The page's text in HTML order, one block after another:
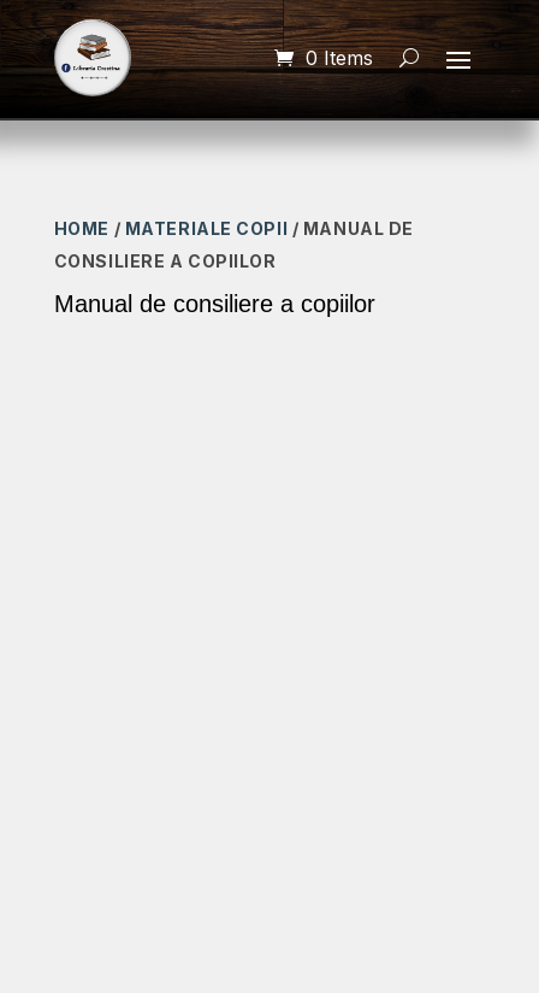
0 Items
HOME / MATERIALE COPII / MANUAL DE
CONSILIERE A COPIILOR
Manual de consiliere a copiilor